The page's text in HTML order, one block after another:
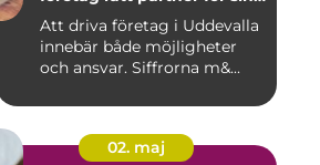
Att driva företag i Uddevalla
innebär både möjligheter
och ansvar. Siffrorna m&...
02. maj